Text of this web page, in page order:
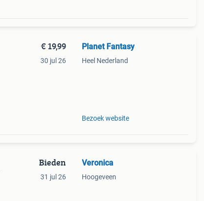
€ 19,99
30 jul 26
Planet Fantasy
Heel Nederland
Bezoek website
Bieden
31 jul 26
Veronica
Hoogeveen